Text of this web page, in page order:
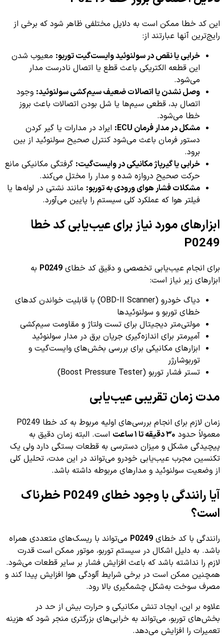
این کد خطا ممکن است به دلایل مختلفی ظاهر شود که برخی از
رایج‌ترین آنها عبارتند از:
خرابی یا نقص در سولنوئید وایست‌گیت توربو: معیوب شدن
این قطعه الکتریکی باعث قطع یا اتصال نادرست مدار
می‌شود.
وصل نشدن یا اتصالات ضعیف سیم‌کشی سولنوئید: وجود
اتصال بد، قطعی سیم‌ها یا شل بودن اتصالات باعث بروز
خطا می‌شود.
مشکل در مدار فرمان ECU:
ایراد در مدارات یا گیر کردن
دستور فرمان باعث می‌شود کنترل صحیح سولنوئید از بین
برود.
خرابی یا گیرپاژ مکانیکی در وایست‌گیت: گرفتگی مکانیکی مانع
حرکت صحیح دروازه شده و مدار را مختل می‌کند.
مشکلات فشار هوای ورودی به توربو: مانند نشتی در لوله‌ها یا
فیلتر هوا که عملکرد کلی سیستم را پایین می‌آورد.
ابزارهای مورد نیاز برای عیب‌یابی کد خطا
P0249
برای انجام عیب‌یابی تخصصی و دقیق کد خطای P0249 به
ابزارهای زیر نیاز است:
دیاگ خودرو (OBD-II Scanner) با قابلیت خواندن کدهای
خطای توربو و سولنوئیدها
مولتی‌متر دیجیتال برای تست ولتاژ و مقاومت سیم‌کشی
آمپرمتر برای اندازه‌گیری جریان برق در مدار سولنوئید
ابزارهای مکانیکی برای بررسی بخش‌های وایست‌گیت و
توربوشارژر
تستر فشار توربو (Boost Pressure Tester)
مدت زمان تقریبی عیب‌یابی
زمان لازم برای انجام بررسی‌های اولیه مربوط به کد خطا P0249
معمولاً حدود ۳۰ دقیقه تا ۱ ساعت
است. البته زمان دقیق به
پیچیدگی مشکل و میزان دسترسی به قطعات بستگی دارد ولی یک
تکنسین مجرب عیب‌یابی خودرو می‌تواند در این مدت، تحلیل کلی
از وضعیت سولنوئید و مدارهای مربوطه داشته باشد.
آیا رانندگی با وجود خطای P0249 خطرناک
است؟
رانندگی با کد خطای P0249 می‌تواند با ریسک‌های متعددی همراه
باشد. به دلیل اشکال در سیستم توربو، موتور ممکن است قدرت
لازم را نداشته باشد که باعث افزایش فشار بر سایر قطعات می‌شود.
همچنین ممکن است در برخی شرایط آلودگی هوا افزایش پیدا کند و
مصرف سوخت به‌شکل چشمگیری بالا رود.
علاوه بر این، ایجاد تنش مکانیکی و حرارت بیش از حد در
بخش‌های توربو، می‌تواند به خرابی‌های بزرگتری منجر شود که هزینه
تعمیرات را افزایش می‌دهد.